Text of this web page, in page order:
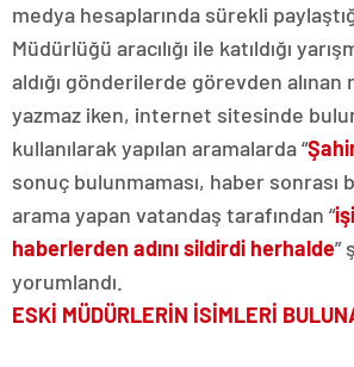
medya hesaplarında sürekli
Müdürlüğü aracılığı ile katıldığı
aldığı gönderilerde görevden alınan
yazmaz iken, internet sitesinde
kullanılarak yapılan aramalarda “
sonuç bulunmaması, haber sonrası
arama yapan vatandaş tarafından “
haberlerden adını sildirdi herhalde”
yorumlandı.
ESKİ MÜDÜRLERİN İSİMLERİ